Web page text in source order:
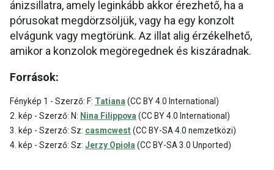
ánizsillatra, amely leginkább akkor érezhető, ha a
pórusokat megdörzsöljük, vagy ha egy konzolt
elvágunk vagy megtörünk. Az illat alig érzékelhető,
amikor a konzolok megöregednek és kiszáradnak.
Források:
Fénykép 1 - Szerző: F: Tatiana (CC BY 4.0 International)
2. kép - Szerző: N: Nina Filippova (CC BY 4.0 International)
3. kép - Szerző: Sz: casmcwest(CC BY-SA 4.0 nemzetközi)
4. kép - Szerző: Sz: Jerzy Opioła (CC BY-SA 3.0 Unported)